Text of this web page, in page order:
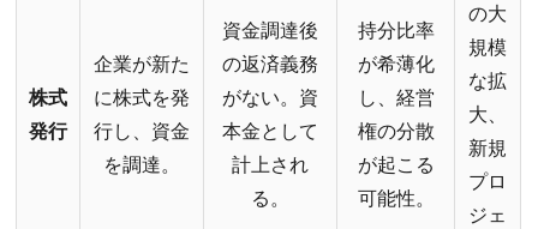
株式
発行
企業が新た
に株式を発
行し、資金
を調達。
資金調達後
の返済義務
がない。資
本金として
計上され
る。
持分比率
が希薄化
し、経営
権の分散
が起こる
可能性。
の大
規模
な拡
大、
新規
プロ
ジェ